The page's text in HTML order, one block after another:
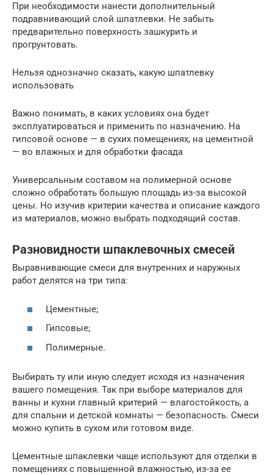
При необходимости нанести дополнительный
подравнивающий слой шпатлевки. Не забыть
предварительно поверхность зашкурить и
прогрунтовать.
Нельзя однозначно сказать, какую шпатлевку
использовать
Важно понимать, в каких условиях она будет
эксплуатироваться и применить по назначению. На
гипсовой основе — в сухих помещениях, на цементной
— во влажных и для обработки фасада
Универсальным составом на полимерной основе
сложно обработать большую площадь из-за высокой
цены. Но изучив критерии качества и описание каждого
из материалов, можно выбрать подходящий состав.
Разновидности шпаклевочных смесей
Выравнивающие смеси для внутренних и наружных
работ делятся на три типа:
Цементные;
Гипсовые;
Полимерные.
Выбирать ту или иную следует исходя из назначения
вашего помещения. Так при выборе материалов для
ванны и кухни главный критерий — влагостойкость, а
для спальни и детской комнаты — безопасность. Смеси
можно купить в сухом или готовом виде.
Цементные шпаклевки чаще используют для отделки в
помещениях с повышенной влажностью, из-за ее